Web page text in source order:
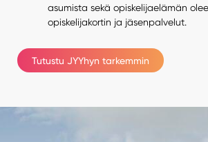
asumista sekä opiskelijaelämän
opiskelijakortin ja jäsenpalvelut.
Tutustu JYYhyn tarkemmin